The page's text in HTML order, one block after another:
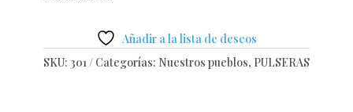
Añadir a la lista de deseos
SKU: 301 Categorías: Nuestros pueblos, PULSERAS